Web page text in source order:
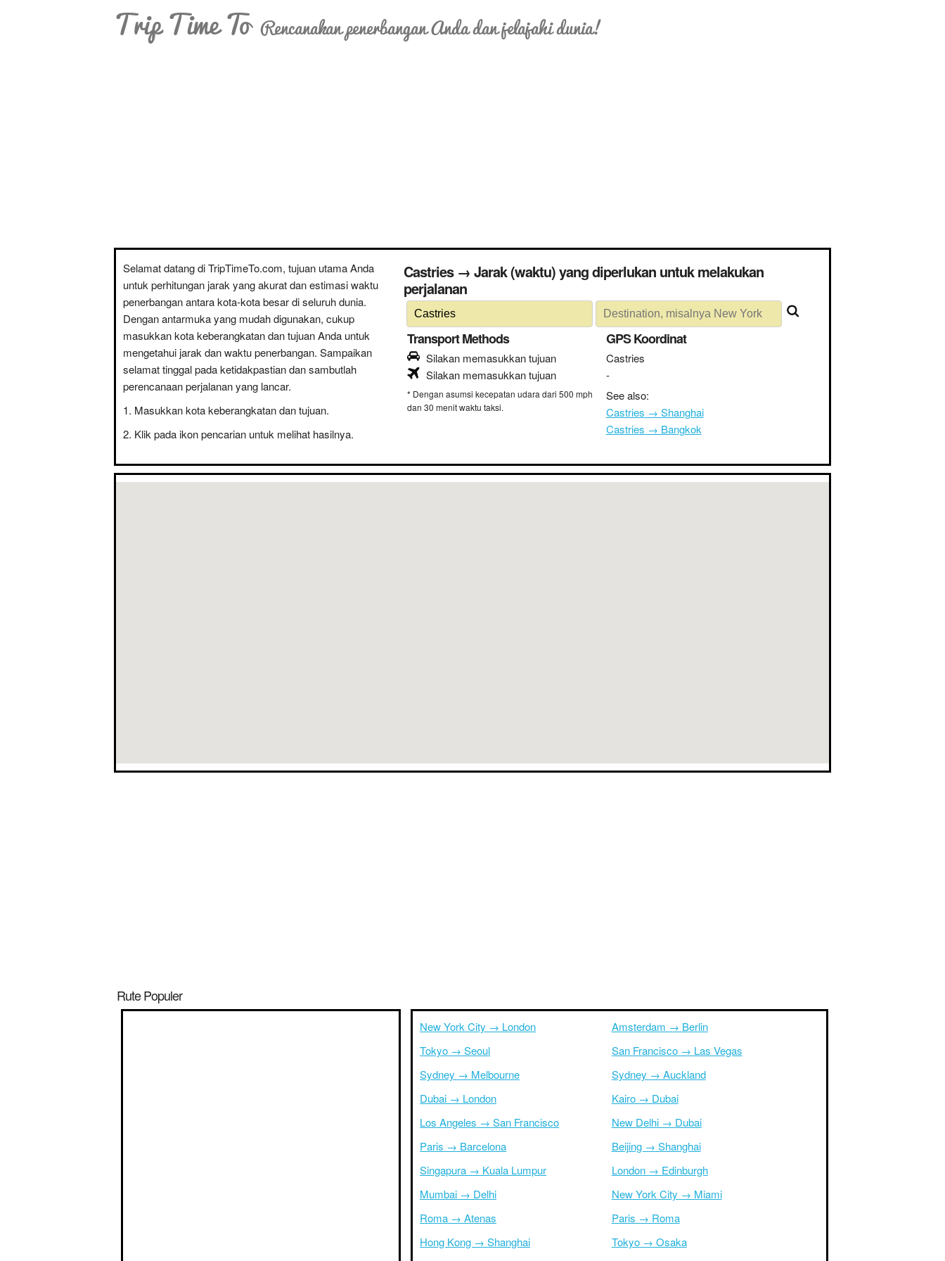
Trip Time To Rencanakan penerbangan Anda dan jelajahi dunia!
Selamat datang di TripTimeTo.com, tujuan utama Anda
untuk perhitungan jarak yang akurat dan estimasi waktu
penerbangan antara kota-kota besar di seluruh dunia.
Dengan antarmuka yang mudah digunakan, cukup
masukkan kota keberangkatan dan tujuan Anda untuk
mengetahui jarak dan waktu penerbangan. Sampaikan
selamat tinggal pada ketidakpastian dan sambutlah
perencanaan perjalanan yang lancar.
Masukkan kota keberangkatan dan tujuan.
Klik pada ikon pencarian untuk melihat hasilnya.
Castries → Jarak (waktu) yang diperlukan untuk melakukan
perjalanan
Transport Methods
Silakan memasukkan tujuan
Silakan memasukkan tujuan
* Dengan asumsi kecepatan udara dari 500 mph
dan 30 menit waktu taksi.
GPS Koordinat
Castries
-
See also:
Castries → Shanghai
Castries → Bangkok
Rute Populer
New York City → London
Tokyo → Seoul
Sydney → Melbourne
Dubai → London
Los Angeles → San Francisco
Paris → Barcelona
Singapura → Kuala Lumpur
Mumbai → Delhi
Roma → Atenas
Hong Kong → Shanghai
Amsterdam → Berlin
San Francisco → Las Vegas
Sydney → Auckland
Kairo → Dubai
New Delhi → Dubai
Beijing → Shanghai
London → Edinburgh
New York City → Miami
Paris → Roma
Tokyo → Osaka